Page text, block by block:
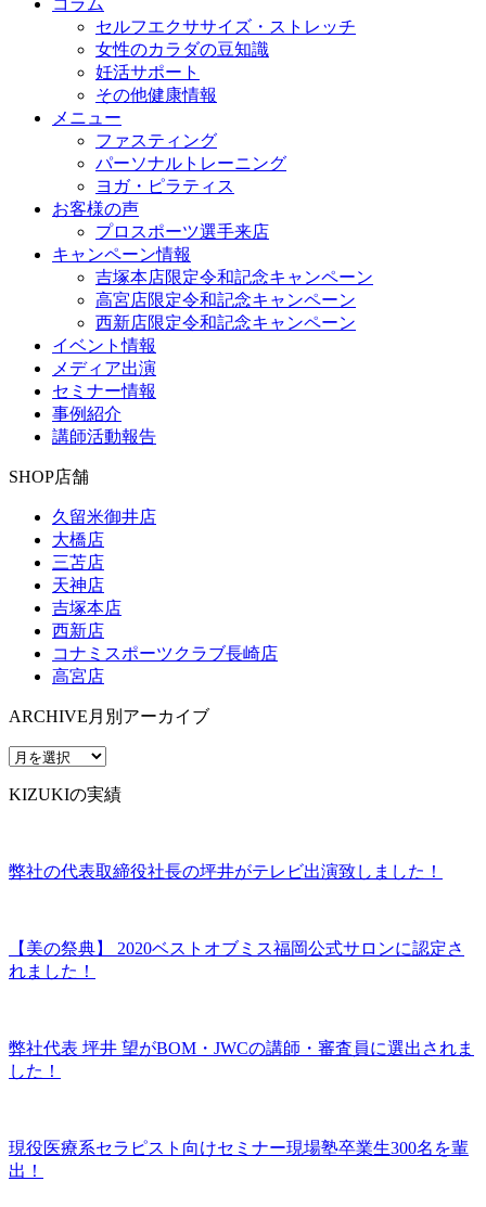
セルフエクササイズ・ストレッチ
女性のカラダの豆知識
妊活サポート
その他健康情報
メニュー
ファスティング
パーソナルトレーニング
ヨガ・ピラティス
お客様の声
プロスポーツ選手来店
キャンペーン情報
吉塚本店限定令和記念キャンペーン
高宮店限定令和記念キャンペーン
西新店限定令和記念キャンペーン
イベント情報
メディア出演
セミナー情報
事例紹介
講師活動報告
SHOP店舗
久留米御井店
大橋店
三苫店
天神店
吉塚本店
西新店
コナミスポーツクラブ長崎店
高宮店
ARCHIVE 月別アーカイブ
KIZUKIの実績
弊社の代表取締役社長の坪井がテレビ出演致しました！
【美の祭典】 2020ベストオブミス福岡公式サロンに認定さ
れました！
弊社代表 坪井 望がBOM・JWCの講師・審査員に選出されま
した！
現役医療系セラピスト向けセミナー現場塾卒業生300名を輩
出！